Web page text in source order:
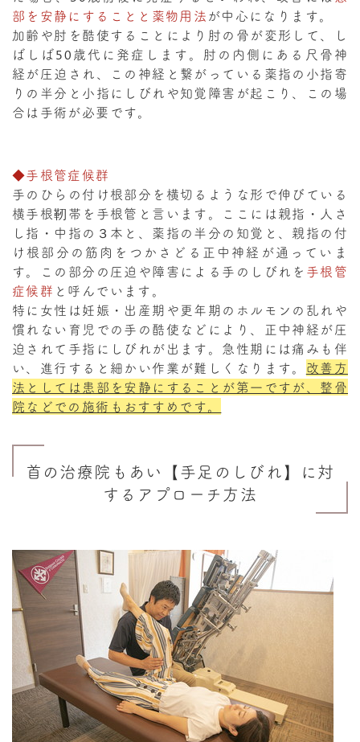
部を安静にすることと薬物用法が中心になります。
加齢や肘を酷使することにより肘の骨が変形して、し
ばしば50歳代に発症します。肘の内側にある尺骨神
経が圧迫され、この神経と繋がっている薬指の小指寄
りの半分と小指にしびれや知覚障害が起こり、この場
合は手術が必要です。
◆手根管症候群
手のひらの付け根部分を横切るような形で伸びている
横手根靭帯を手根管と言います。ここには親指・人さ
し指・中指の３本と、薬指の半分の知覚と、親指の付
け根部分の筋肉をつかさどる正中神経が通っていま
す。この部分の圧迫や障害による手のしびれを 手根管
症候群 と呼んでいます。
特に女性は妊娠・出産期や更年期のホルモンの乱れや
慣れない育児での手の酷使などにより、正中神経が圧
迫されて手指にしびれが出ます。急性期には痛みも伴
い、進行すると細かい作業が難しくなります。 改善方
法としては患部を安静にすることが第一ですが、整骨
院などでの施術もおすすめです。
首の治療院もあい【手足のしびれ】に対
するアプローチ方法